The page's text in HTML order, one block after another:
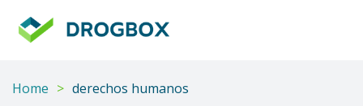
Home > derechos humanos